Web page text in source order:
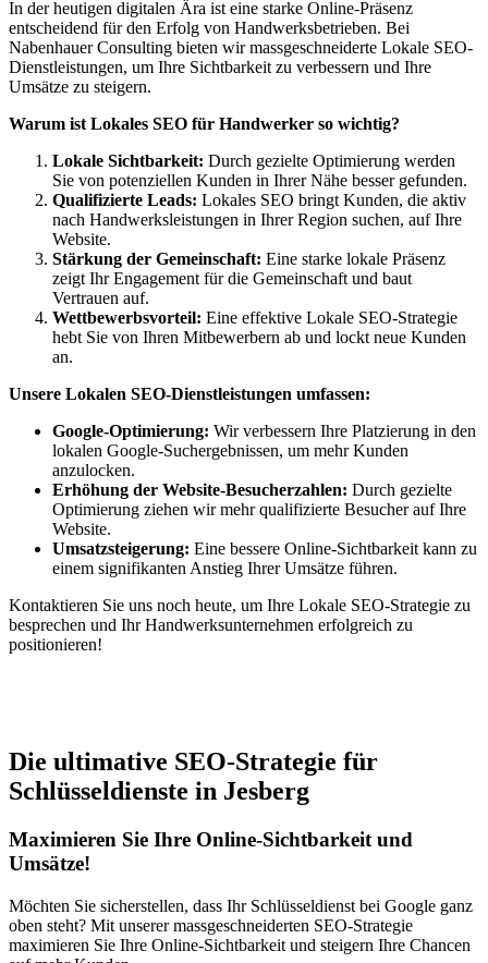
In der heutigen digitalen Ära ist eine starke Online-Präsenz
entscheidend für den Erfolg von Handwerksbetrieben. Bei
Nabenhauer Consulting bieten wir massgeschneiderte Lokale SEO-
Dienstleistungen, um Ihre Sichtbarkeit zu verbessern und Ihre
Umsätze zu steigern.
Warum ist Lokales SEO für Handwerker so wichtig?
Lokale Sichtbarkeit: Durch gezielte Optimierung werden
Sie von potenziellen Kunden in Ihrer Nähe besser gefunden.
Qualifizierte Leads: Lokales SEO bringt Kunden, die aktiv
nach Handwerksleistungen in Ihrer Region suchen, auf Ihre
Website.
Stärkung der Gemeinschaft: Eine starke lokale Präsenz
zeigt Ihr Engagement für die Gemeinschaft und baut
Vertrauen auf.
Wettbewerbsvorteil: Eine effektive Lokale SEO-Strategie
hebt Sie von Ihren Mitbewerbern ab und lockt neue Kunden
an.
Unsere Lokalen SEO-Dienstleistungen umfassen:
Google-Optimierung: Wir verbessern Ihre Platzierung in den
lokalen Google-Suchergebnissen, um mehr Kunden
anzulocken.
Erhöhung der Website-Besucherzahlen: Durch gezielte
Optimierung ziehen wir mehr qualifizierte Besucher auf Ihre
Website.
Umsatzsteigerung: Eine bessere Online-Sichtbarkeit kann zu
einem signifikanten Anstieg Ihrer Umsätze führen.
Kontaktieren Sie uns noch heute, um Ihre Lokale SEO-Strategie zu
besprechen und Ihr Handwerksunternehmen erfolgreich zu
positionieren!
Die ultimative SEO-Strategie für
Schlüsseldienste in Jesberg
Maximieren Sie Ihre Online-Sichtbarkeit und
Umsätze!
Möchten Sie sicherstellen, dass Ihr Schlüsseldienst bei Google ganz
oben steht? Mit unserer massgeschneiderten SEO-Strategie
maximieren Sie Ihre Online-Sichtbarkeit und steigern Ihre Chancen